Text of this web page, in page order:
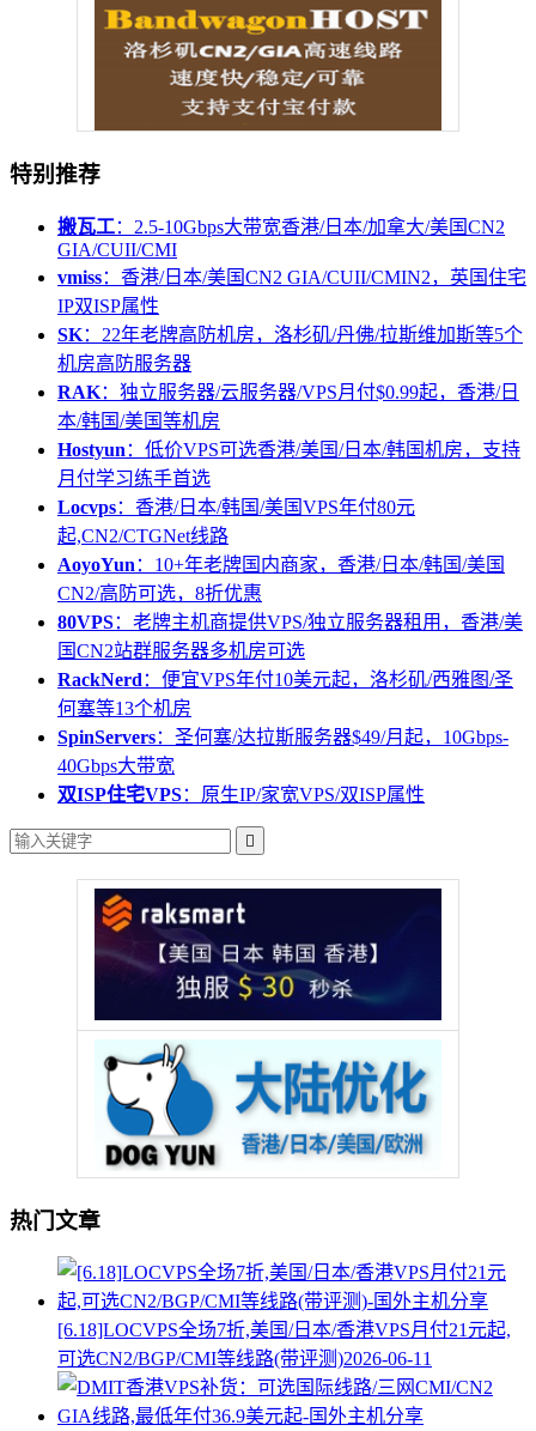
特别推荐
搬瓦工：2.5-10Gbps大带宽香港/日本/加拿大/美国CN2
GIA/CUII/CMI
vmiss：香港/日本/美国CN2 GIA/CUII/CMIN2，英国住宅
IP双ISP属性
SK：22年老牌高防机房，洛杉矶/丹佛/拉斯维加斯等5个
机房高防服务器
RAK：独立服务器/云服务器/VPS月付$0.99起，香港/日
本/韩国/美国等机房
Hostyun ：低价VPS可选香港/美国/日本/韩国机房，支持
月付学习练手首选
Locvps：香港/日本/韩国/美国VPS年付80元
起,CN2/CTGNet线路
AoyoYun ：10+年老牌国内商家，香港/日本/韩国/美国
CN2/高防可选，8折优惠
80VPS：老牌主机商提供VPS/独立服务器租用，香港/美
国CN2站群服务器多机房可选
RackNerd ：便宜VPS年付10美元起，洛杉矶/西雅图/圣
何塞等13个机房
SpinServers：圣何塞/达拉斯服务器$49/月起，10Gbps-
40Gbps大带宽
双ISP住宅VPS：原生IP/家宽VPS/双ISP属性

热门文章
[6.18]LOCVPS全场7折,美国/日本/香港VPS月付21元起,
可选CN2/BGP/CMI等线路(带评测)2026-06-11